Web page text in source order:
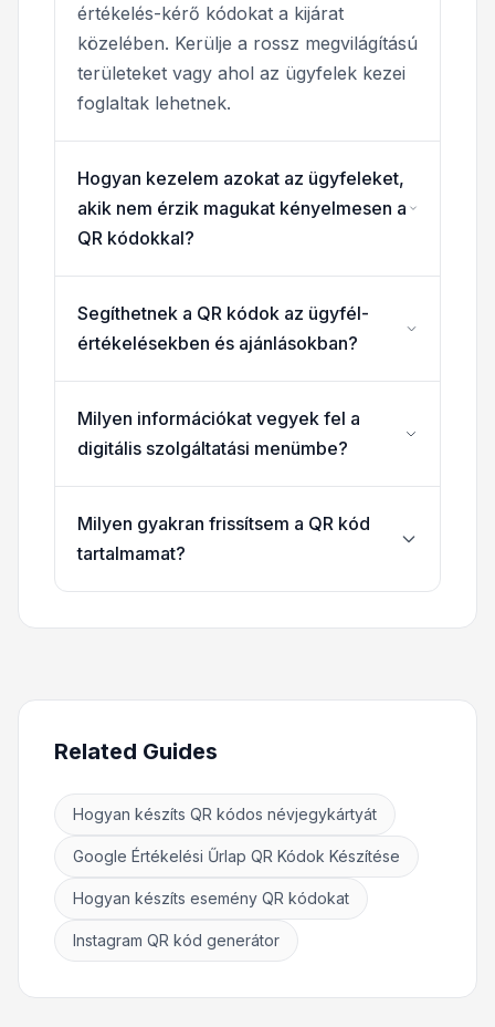
értékelés-kérő kódokat a kijárat
közelében. Kerülje a rossz megvilágítású
területeket vagy ahol az ügyfelek kezei
foglaltak lehetnek.
Hogyan kezelem azokat az ügyfeleket,
akik nem érzik magukat kényelmesen a
QR kódokkal?
Segíthetnek a QR kódok az ügyfél-
értékelésekben és ajánlásokban?
Milyen információkat vegyek fel a
digitális szolgáltatási menümbe?
Milyen gyakran frissítsem a QR kód
tartalmamat?
Related Guides
Hogyan készíts QR kódos névjegykártyát
Google Értékelési Űrlap QR Kódok Készítése
Hogyan készíts esemény QR kódokat
Instagram QR kód generátor